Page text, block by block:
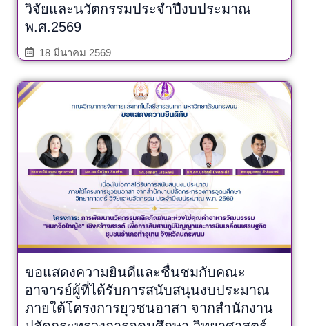
วิจัยและนวัตกรรมประจำปีงบประมาณ
พ.ศ.2569
18 มีนาคม 2569
ขอแสดงความยินดีและชื่นชมกับคณะ
อาจารย์ผู้ที่ได้รับการสนับสนุนงบประมาณ
ภายใต้โครงการยุวชนอาสา จากสำนักงาน